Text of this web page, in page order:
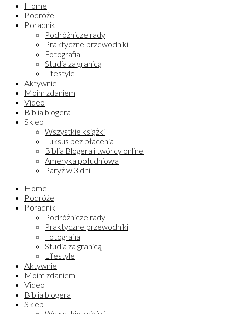
Home
Podróże
Poradnik
Podróżnicze rady
Praktyczne przewodniki
Fotografia
Studia za granicą
Lifestyle
Aktywnie
Moim zdaniem
Video
Biblia blogera
Sklep
Wszystkie książki
Luksus bez płacenia
Biblia Blogera i twórcy online
Ameryka południowa
Paryż w 3 dni
Home
Podróże
Poradnik
Podróżnicze rady
Praktyczne przewodniki
Fotografia
Studia za granicą
Lifestyle
Aktywnie
Moim zdaniem
Video
Biblia blogera
Sklep